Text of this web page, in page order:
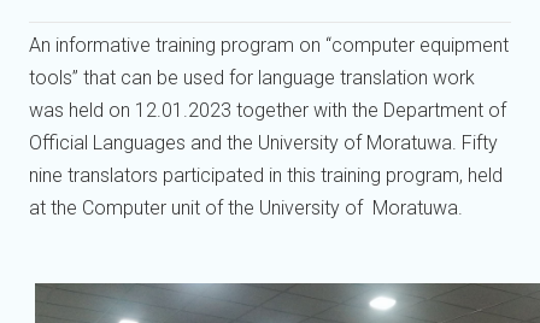
An informative training program on “computer equipment
tools” that can be used for language translation work
was held on 12.01.2023 together with the Department of
Official Languages and the University of Moratuwa. Fifty
nine translators participated in this training program, held
at the Computer unit of the University of Moratuwa.